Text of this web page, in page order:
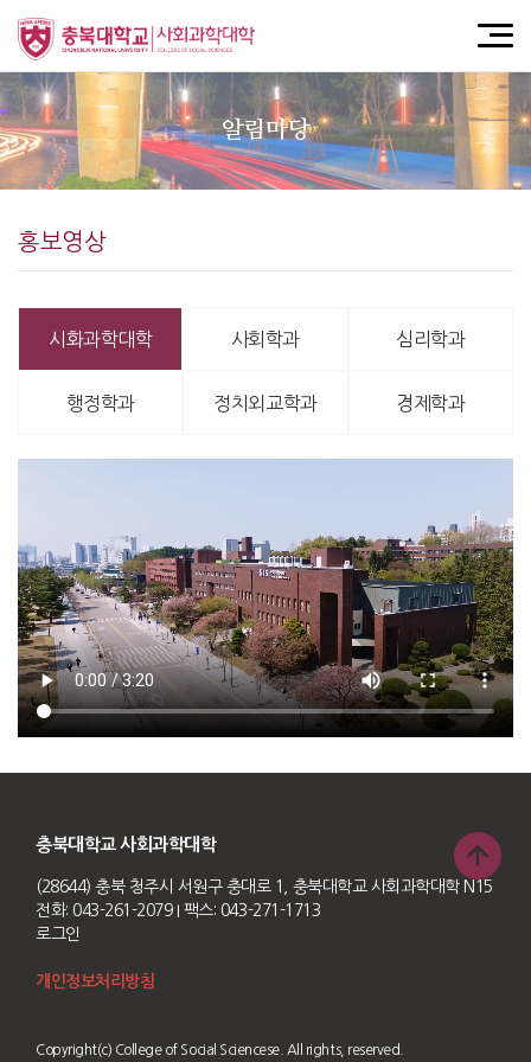
알림마당
홍보영상
시화과학대학 사회학과 심리학과
행정학과 정치외교학과 경제학과
충북대학교 사회과학대학
(28644) 충북 청주시 서원구 충대로 1, 충북대학교 사회과학대학 N15
전화: 043-261-2079 I 팩스: 043-271-1713
로그인
개인정보처리방침
Copyright(c) College of Social Sciencese. All rights, reserved.